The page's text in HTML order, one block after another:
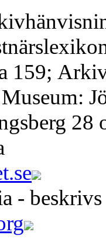
159;
28
- beskrivs